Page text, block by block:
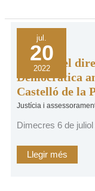
jul.
20
2022
Reunió del
Democràtica
Castelló de la
Justícia i
Dimecres 6 de
del
director
general
de
Memòria
Democràtica
amb
associacions
de
a
la
Plana
Llegir més